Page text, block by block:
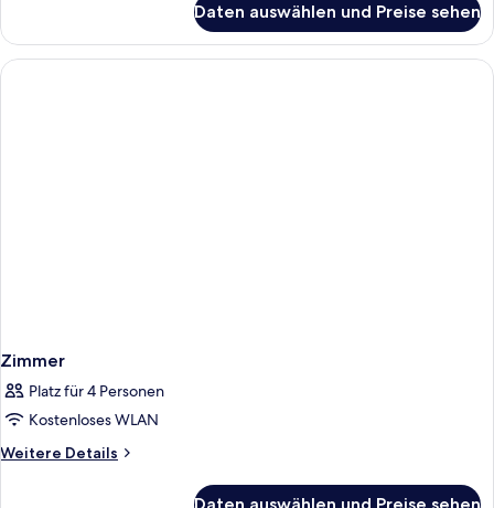
Daten auswählen und Preise sehen
Zimmer
Platz für 4 Personen
Kostenloses WLAN
Weitere Details
Weitere